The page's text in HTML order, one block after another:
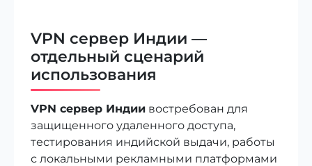
VPN сервер Индии —
отдельный сценарий
использования
VPN сервер Индии востребован для
защищенного удаленного доступа,
тестирования индийской выдачи, работы
с локальными рекламными платформами